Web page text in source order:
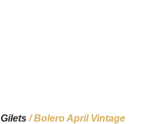
Gilets/ Bolero April Vintage